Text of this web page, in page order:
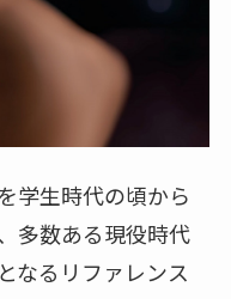
学生時代の頃から
多数ある現役時代
なるリファレンス